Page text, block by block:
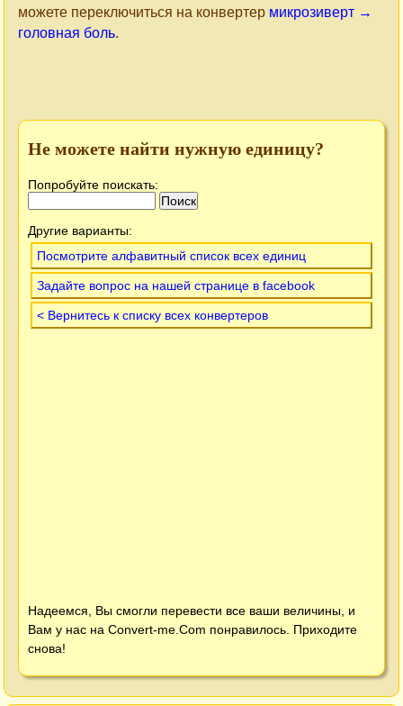
можете переключиться на конвертер микрозиверт →
головная боль.
Не можете найти нужную единицу?
Попробуйте поискать:
Другие варианты:
Посмотрите алфавитный список всех единиц
Задайте вопрос на нашей странице в facebook
< Вернитесь к списку всех конвертеров
Надеемся, Вы смогли перевести все ваши величины, и
Вам у нас на Convert-me.Com понравилось. Приходите
снова!